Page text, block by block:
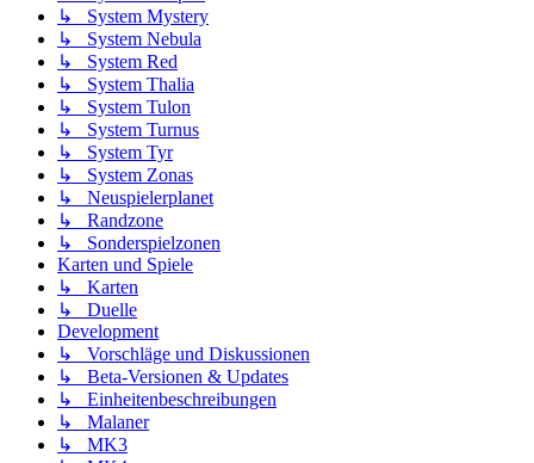
↳ System Mystery
↳ System Nebula
↳ System Red
↳ System Thalia
↳ System Tulon
↳ System Turnus
↳ System Tyr
↳ System Zonas
↳ Neuspielerplanet
↳ Randzone
↳ Sonderspielzonen
Karten und Spiele
↳ Karten
↳ Duelle
Development
↳ Vorschläge und Diskussionen
↳ Beta-Versionen & Updates
↳ Einheitenbeschreibungen
↳ Malaner
↳ MK3